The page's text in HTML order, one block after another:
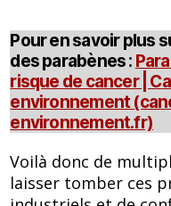
Pour en savoir plus
des parabènes :
risque de cancer |
environnement
environnement.fr)
Voilà donc de
laisser tomber ces